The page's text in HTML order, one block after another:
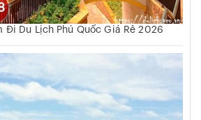
Đi Du Lịch Phú Quốc Giá Rẻ 2026